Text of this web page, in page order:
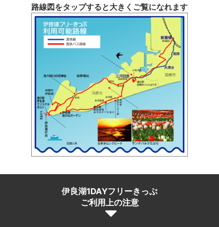
路線図をタップすると大きくご覧になれます
伊良湖1DAYフリーきっぷ
ご利用上の注意